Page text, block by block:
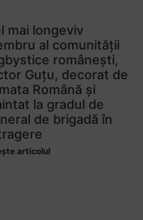
mai longeviv
al comunității
românești,
Guțu, decorat de
Română și
la gradul de
de brigadă în
articolul